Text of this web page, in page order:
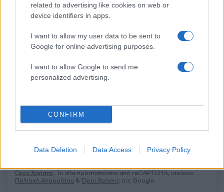
related to advertising like cookies on web or
device identifiers in apps.
I want to allow my user data to be sent to
Google for online advertising purposes.
I want to allow Google to send me
personalized advertising.
CONFIRM
Data Deletion Data Access Privacy Policy
Σχολίασε εδώ
50 /50
2000 /2000
Υποβολή σχολίου
Όροι Χρήσης. Το site προστατεύεται από reCAPTCHA, ισχύουν
Πολιτική Απορρήτου &Όροι Χρήσης της Google.